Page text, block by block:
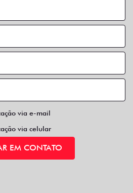
via e-mail
via celular
EM CONTATO